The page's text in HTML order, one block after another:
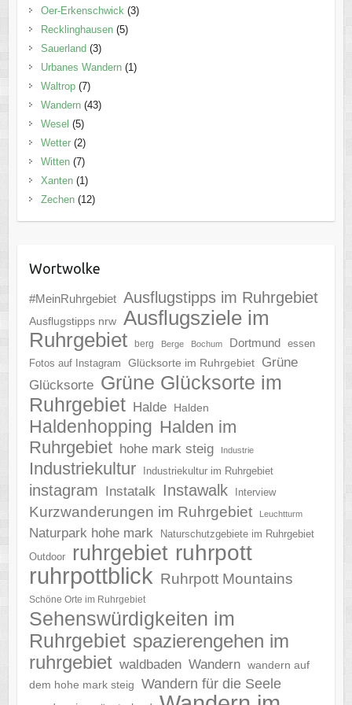
Oer-Erkenschwick(3)
Recklinghausen(5)
Sauerland (3)
Urbanes Wandern(1)
Waltrop(7)
Wandern(43)
Wesel (5)
Wetter(2)
Witten(7)
Xanten(1)
Zechen(12)
Wortwolke
#MeinRuhrgebiet Ausflugstipps im Ruhrgebiet
Ausflugstipps nrw Ausflugsziele im
Ruhrgebiet
berg Berge Bochum Dortmund
essen
Fotos auf Instagram
Glücksorte im Ruhrgebiet
Grüne
Glücksorte Grüne Glücksorte im
Ruhrgebiet Halde Halden
Haldenhopping Halden im
Ruhrgebiet hohe mark steig Industrie
Industriekultur Industriekultur im Ruhrgebiet
instagram Instatalk Instawalk Interview
Kurzwanderungen im Ruhrgebiet Leuchtturm
Naturpark hohe mark
Naturschutzgebiete im Ruhrgebiet
Outdoor
ruhrgebiet ruhrpott
ruhrpottblick Ruhrpott Mountains
Schöne Orte im Ruhrgebiet
Sehenswürdigkeiten im
Ruhrgebiet spazierengehen im
ruhrgebiet waldbaden Wandern wandern auf
dem hohe mark steig
Wandern für die Seele